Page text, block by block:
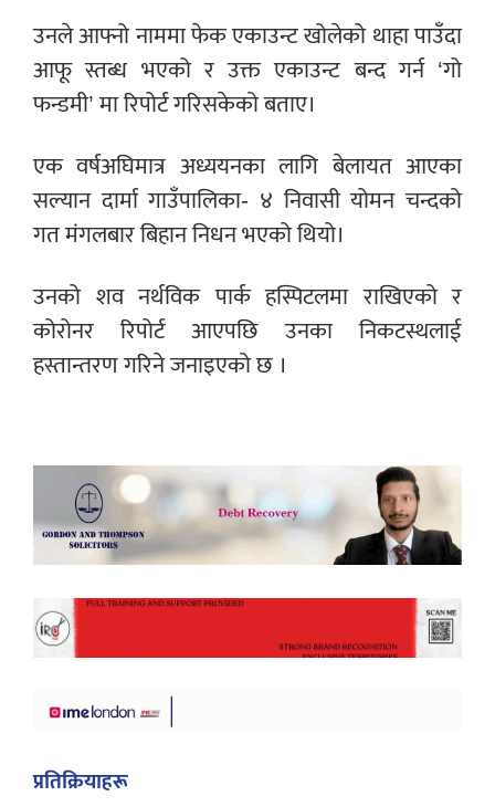
उनले आफ्नो नाममा फेक एकाउन्ट खोलेको थाहा पाउँदा
आफू स्तब्ध भएको र उक्त एकाउन्ट बन्द गर्न ‘गो
फन्डमी’ मा रिपोर्ट गरिसकेको बताए।
एक वर्षअघिमात्र अध्ययनका लागि बेलायत आएका
सल्यान दार्मा गाउँपालिका- ४ निवासी योमन चन्दको
गत मंगलबार बिहान निधन भएको थियो।
उनको शव नर्थविक पार्क हस्पिटलमा राखिएको र
कोरोनर रिपोर्ट आएपछि उनका निकटस्थलाई
हस्तान्तरण गरिने जनाइएको छ ।
प्रतिक्रियाहरू